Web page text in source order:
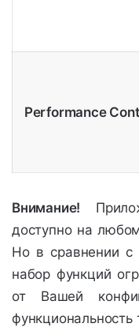
Performance
Внимание!
доступно на
Но в сравнении с
набор функций
от Вашей